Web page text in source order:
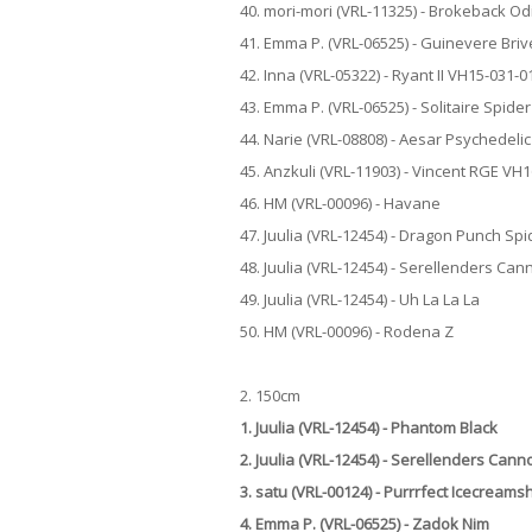
40. mori-mori (VRL-11325) - Brokeback
41. Emma P. (VRL-06525) - Guinevere
42. Inna (VRL-05322) - Ryant II VH15-031-
43. Emma P. (VRL-06525) - Solitaire
44. Narie (VRL-08808) - Aesar
45. Anzkuli (VRL-11903) - Vincent RGE
46. HM (VRL-00096) - Havane
47. Juulia (VRL-12454) - Dragon Punch
48. Juulia (VRL-12454) - Serellenders
49. Juulia (VRL-12454) - Uh La La La
50. HM (VRL-00096) - Rodena Z
2. 150cm
1. Juulia (VRL-12454) - Phantom Black
2. Juulia (VRL-12454) - Serellenders
3. satu (VRL-00124) - Purrrfect
4. Emma P. (VRL-06525) - Zadok Nim